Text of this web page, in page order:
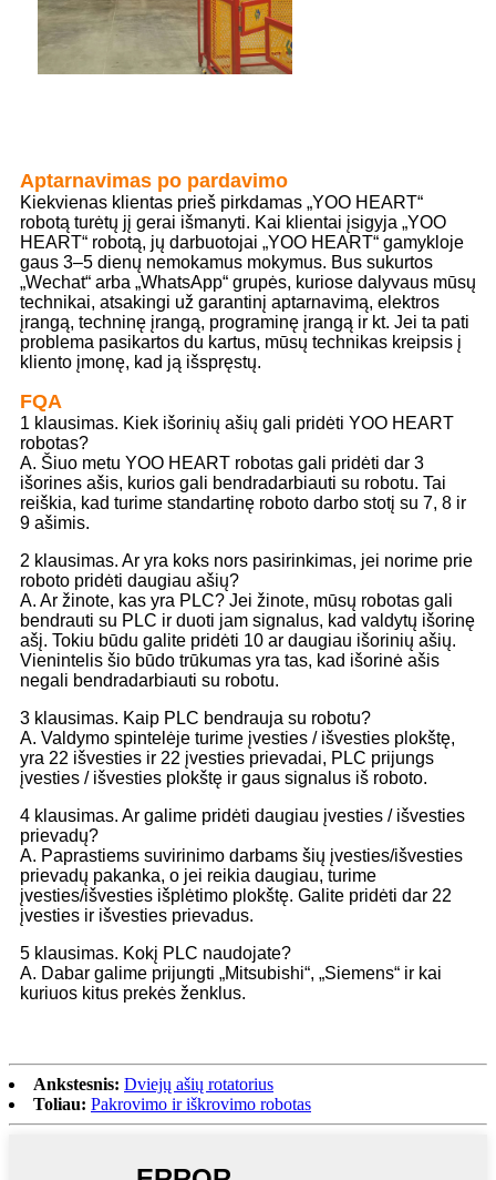
Aptarnavimas po pardavimo
Kiekvienas klientas prieš pirkdamas „YOO HEART“
robotą turėtų jį gerai išmanyti. Kai klientai įsigyja „YOO
HEART“ robotą, jų darbuotojai „YOO HEART“ gamykloje
gaus 3–5 dienų nemokamus mokymus. Bus sukurtos
„Wechat“ arba „WhatsApp“ grupės, kuriose dalyvaus mūsų
technikai, atsakingi už garantinį aptarnavimą, elektros
įrangą, techninę įrangą, programinę įrangą ir kt. Jei ta pati
problema pasikartos du kartus, mūsų technikas kreipsis į
kliento įmonę, kad ją išspręstų.
FQA
1 klausimas. Kiek išorinių ašių gali pridėti YOO HEART
robotas?
A. Šiuo metu YOO HEART robotas gali pridėti dar 3
išorines ašis, kurios gali bendradarbiauti su robotu. Tai
reiškia, kad turime standartinę roboto darbo stotį su 7, 8 ir
9 ašimis.
2 klausimas. Ar yra koks nors pasirinkimas, jei norime prie
roboto pridėti daugiau ašių?
A. Ar žinote, kas yra PLC? Jei žinote, mūsų robotas gali
bendrauti su PLC ir duoti jam signalus, kad valdytų išorinę
ašį. Tokiu būdu galite pridėti 10 ar daugiau išorinių ašių.
Vienintelis šio būdo trūkumas yra tas, kad išorinė ašis
negali bendradarbiauti su robotu.
3 klausimas. Kaip PLC bendrauja su robotu?
A. Valdymo spintelėje turime įvesties / išvesties plokštę,
yra 22 išvesties ir 22 įvesties prievadai, PLC prijungs
įvesties / išvesties plokštę ir gaus signalus iš roboto.
4 klausimas. Ar galime pridėti daugiau įvesties / išvesties
prievadų?
A. Paprastiems suvirinimo darbams šių įvesties/išvesties
prievadų pakanka, o jei reikia daugiau, turime
įvesties/išvesties išplėtimo plokštę. Galite pridėti dar 22
įvesties ir išvesties prievadus.
5 klausimas. Kokį PLC naudojate?
A. Dabar galime prijungti „Mitsubishi“, „Siemens“ ir kai
kuriuos kitus prekės ženklus.
Ankstesnis: Dviejų ašių rotatorius
Toliau: Pakrovimo ir iškrovimo robotas